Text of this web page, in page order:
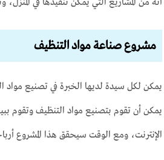
أنه من المشاريع التي يمكن تنفيذها في
مشروع صناعة مواد التنظيف
يمكن لكل سيدة لديها الخبرة في تصنيع مواد
يمكن أن تقوم بتصنيع مواد التنظيف وتقوم
الإنترنت، ومع الوقت سيحقق هذا المشروع